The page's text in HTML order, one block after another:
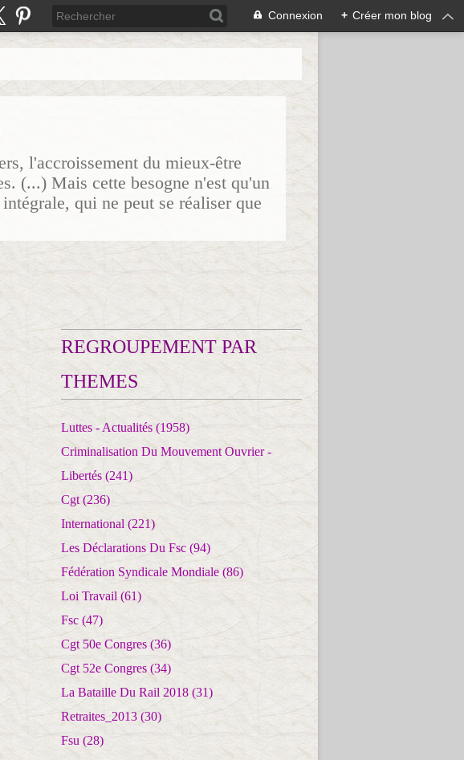
Connexion + Créer mon blog
l'accroissement du mieux-être
(...) Mais cette besogne n'est qu'un
qui ne peut se réaliser que
REGROUPEMENT PAR
THEMES
Luttes - Actualités (1958)
Criminalisation Du Mouvement Ouvrier -
Libertés (241)
Cgt (236)
International (221)
Les Déclarations Du Fsc (94)
Fédération Syndicale Mondiale (86)
Loi Travail (61)
Fsc (47)
Cgt 50e Congres (36)
Cgt 52e Congres (34)
La Bataille Du Rail 2018 (31)
Retraites_2013 (30)
Fsu (28)